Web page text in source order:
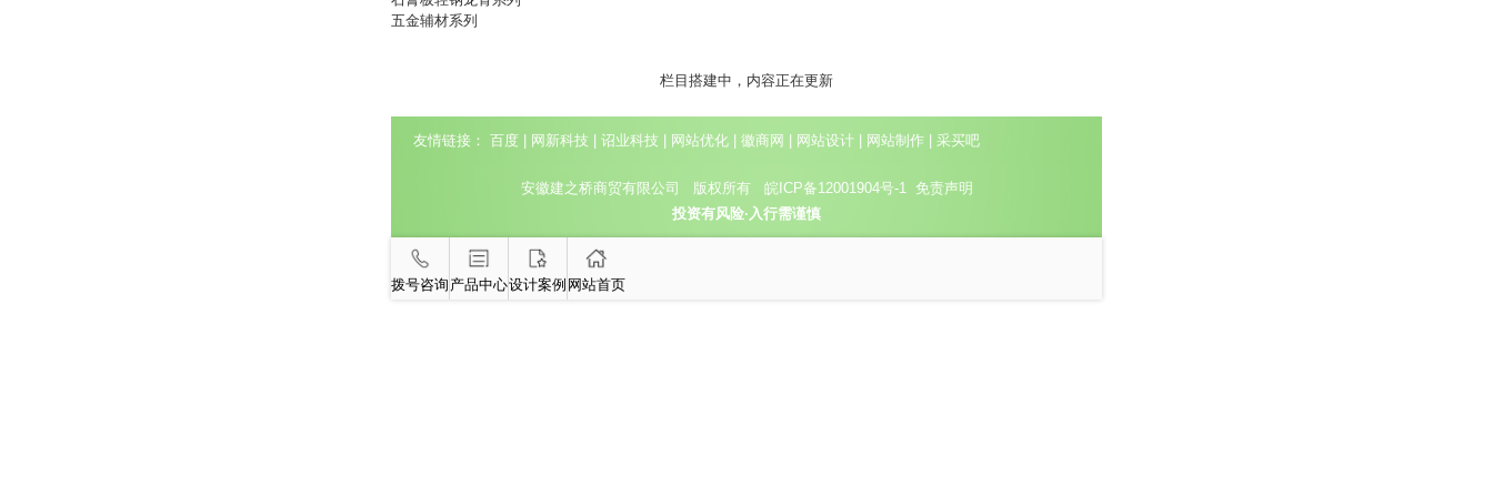
五金辅材系列
栏目搭建中，内容正在更新
友情链接： 百度 网新科技 诏业科技 网站优化 徽商网 网站设计 网站制作 采买吧
安徽建之桥商贸有限公司 版权所有 皖ICP备12001904号-1 免责声明
投资有风险·入行需谨慎
拨号咨询 产品中心设计案例 网站首页